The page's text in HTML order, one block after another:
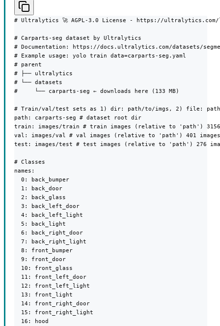
# Ultralytics 🚀 AGPL-3.0 License - https://ultralytics.com/
# Carparts-seg dataset by Ultralytics
# Documentation: https://docs.ultralytics.com/datasets/
# Example usage: yolo train data=carparts-seg.yaml
# parent
# ├── ultralytics
# └── datasets
#     └── carparts-seg ← downloads here (133 MB)
# Train/val/test sets as 1) dir: path/to/imgs, 2) file:
path: carparts-seg # dataset root dir
train: images/train # train images (relative to 'path') 3156
val: images/val # val images (relative to 'path') 401 images
test: images/test # test images (relative to 'path') 276
# Classes
names:
  0: back_bumper
  1: back_door
  2: back_glass
  3: back_left_door
  4: back_left_light
  5: back_light
  6: back_right_door
  7: back_right_light
  8: front_bumper
  9: front_door
  10: front_glass
  11: front_left_door
  12: front_left_light
  13: front_light
  14: front_right_door
  15: front_right_light
  16: hood